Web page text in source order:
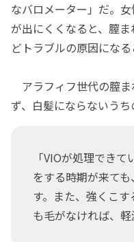
なバロメーター」だ。
が出にくくなると、膣
どトラブルの原因になる
アラフィフ世代の膣
ず、白髪にならないうち
「VIOが処理でき
をする時期が来て
す。また、強くこ
も毛がなければ、軽